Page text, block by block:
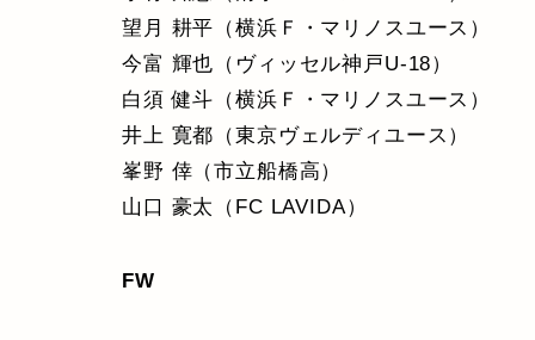
望月 耕平（横浜Ｆ・マリノスユース）
今富 輝也（ヴィッセル神戸U-18）
白須 健斗（横浜Ｆ・マリノスユース）
井上 寛都（東京ヴェルディユース）
峯野 倖（市立船橋高）
山口 豪太（FC LAVIDA）
FW